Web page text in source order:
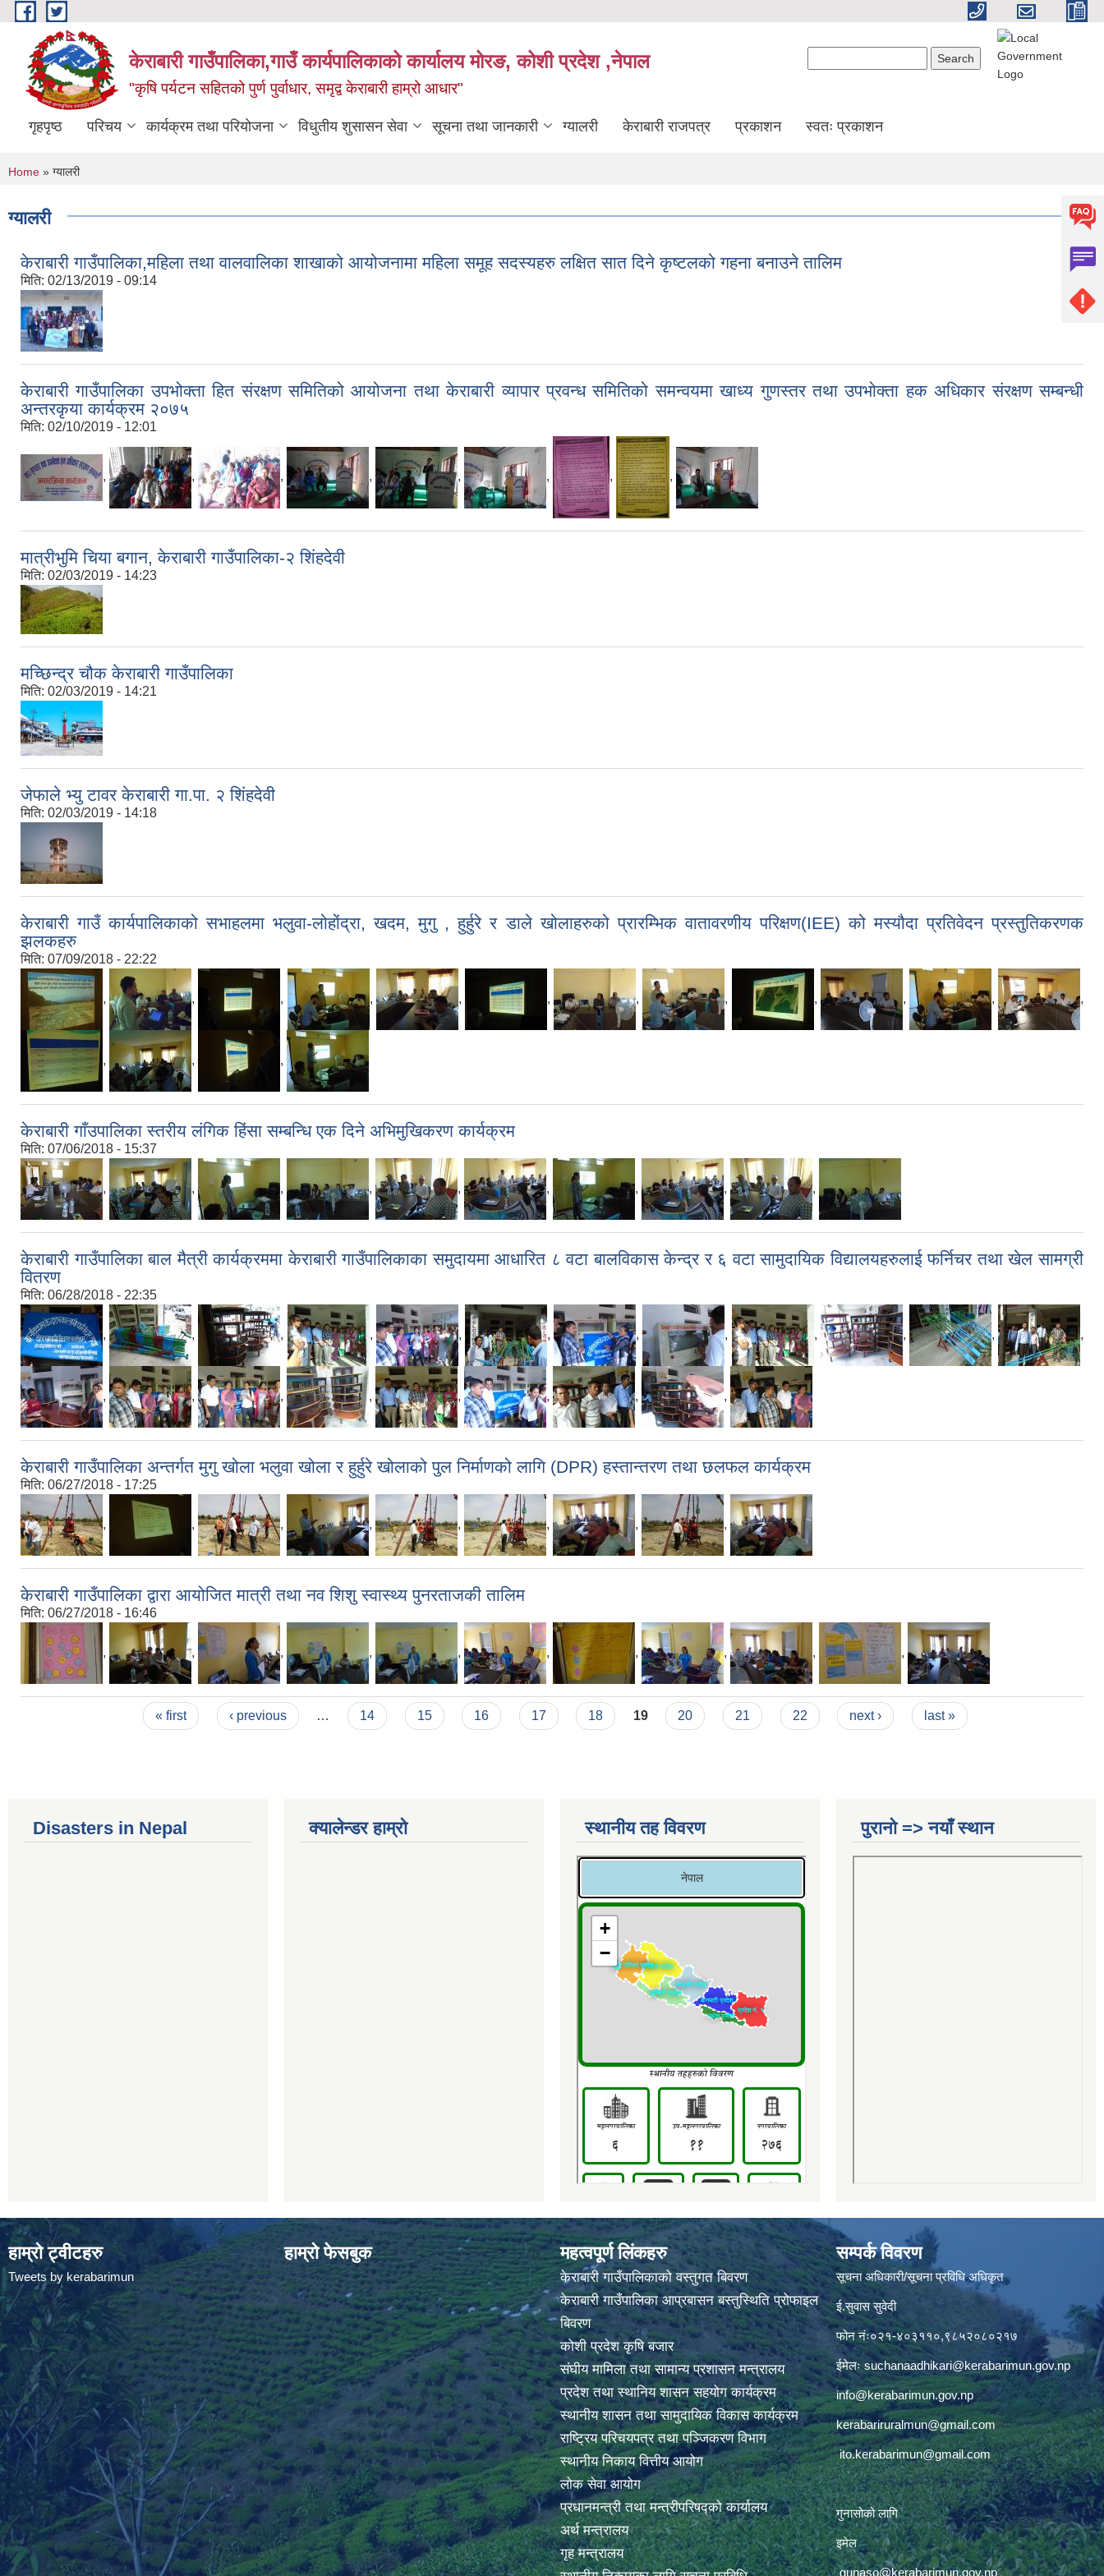
Skip to main content
केराबारी गाउँपालिका,गाउँ कार्यपालिकाको कार्यालय मोरङ, कोशी प्रदेश ,नेपाल
"कृषि पर्यटन सहितको पुर्ण पुर्वाधार, समृद्व केराबारी हाम्रो आधार"
गृहपृष्ठ परिचय कार्यक्रम तथा परियोजना विधुतीय शुसासन सेवा सूचना तथा जानकारी ग्यालरी केराबारी राजपत्र प्रकाशन स्वतः प्रकाशन
You are here
Home » ग्यालरी
ग्यालरी
केराबारी गाउँपालिका,महिला तथा वालवालिका शाखाको आयोजनामा महिला समूह सदस्यहरु लक्षित सात दिने कृष्टलको गहना बनाउने तालिम
मिति: 02/13/2019 - 09:14
केराबारी गाउँपालिका उपभोक्ता हित संरक्षण समितिको आयोजना तथा केराबारी व्यापार प्रवन्ध समितिको समन्वयमा खाध्य गुणस्तर तथा उपभोक्ता हक अधिकार संरक्षण सम्बन्धी
अन्तरकृया कार्यक्रम २०७५
मिति: 02/10/2019 - 12:01
, , , , , , , ,
मात्रीभुमि चिया बगान, केराबारी गाउँपालिका-२ शिंहदेवी
मिति: 02/03/2019 - 14:23
मच्छिन्द्र चौक केराबारी गाउँपालिका
मिति: 02/03/2019 - 14:21
जेफाले भ्यु टावर केराबारी गा.पा. २ शिंहदेवी
मिति: 02/03/2019 - 14:18
केराबारी गाउँ कार्यपालिकाको सभाहलमा भलुवा-लोहोंद्रा, खदम, मुगु , हुर्हुरे र डाले खोलाहरुको प्रारम्भिक वातावरणीय परिक्षण(IEE) को मस्यौदा प्रतिवेदन प्रस्तुतिकरणक
झलकहरु
मिति: 07/09/2018 - 22:22
, , , , , , , , , , , ,
, , ,
केराबारी गाँउपालिका स्तरीय लंगिक हिंसा सम्बन्धि एक दिने अभिमुखिकरण कार्यक्रम
मिति: 07/06/2018 - 15:37
, , , , , , , , ,
केराबारी गाउँपालिका बाल मैत्री कार्यक्रममा केराबारी गाउँपालिकाका समुदायमा आधारित ८ वटा बालविकास केन्द्र र ६ वटा सामुदायिक विद्यालयहरुलाई फर्निचर तथा खेल सामग्री
वितरण
मिति: 06/28/2018 - 22:35
, , , , , , , , , , , ,
, , , , , , , ,
केराबारी गाउँपालिका अन्तर्गत मुगु खोला भलुवा खोला र हुर्हुरे खोलाको पुल निर्माणको लागि (DPR) हस्तान्तरण तथा छलफल कार्यक्रम
मिति: 06/27/2018 - 17:25
, , , , , , , ,
केराबारी गाउँपालिका द्वारा आयोजित मात्री तथा नव शिशु स्वास्थ्य पुनरताजकी तालिम
मिति: 06/27/2018 - 16:46
, , , , , , , , , ,
« first ‹ previous … 14 15 16 17 18 19 20 21 22 next › last »
Disasters in Nepal क्यालेन्डर हाम्रो स्थानीय तह विवरण पुरानो => नयाँ स्थान
हाम्रो ट्वीटहरु
Tweets by kerabarimun
हाम्रो फेसबुक महत्वपूर्ण लिंकहरु
केराबारी गाउँपालिकाको वस्तुगत बिवरण
केराबारी गाउँपालिका आप्रबासन बस्तुस्थिति प्रोफाइल
बिवरण
कोशी प्रदेश कृषि बजार
संघीय मामिला तथा सामान्य प्रशासन मन्त्रालय
प्रदेश तथा स्थानिय शासन सहयोग कार्यक्रम
स्थानीय शासन तथा सामुदायिक विकास कार्यक्रम
राष्ट्रिय परिचयपत्र तथा पञ्जिकरण विभाग
स्थानीय निकाय वित्तीय आयोग
लोक सेवा आयोग
प्रधानमन्त्री तथा मन्त्रीपरिषद्को कार्यालय
अर्थ मन्त्रालय
गृह मन्त्रालय
सम्पर्क विवरण
सूचना अधिकारी/सूचना प्रविधि अधिकृत
ई.सुवास सुवेदी
फोन नंः०२१-४०३११०,९८५२०८०२१७
ईमेलःsuchanaadhikari@kerabarimun.gov.np
info@kerabarimun.gov.np
kerabariruralmun@gmail.com
ito.kerabarimun@gmail.com
गुनासोको लागि
इमेल
gunaso@kerabarimun.gov.np